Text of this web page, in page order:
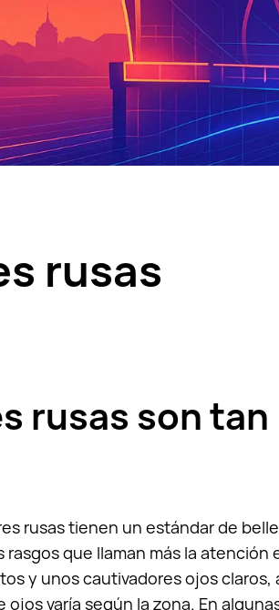
rusas
rusas son tan
rusas tienen un estándar de
que llaman más la atención
y unos cautivadores ojos claros,
varía según la zona. En